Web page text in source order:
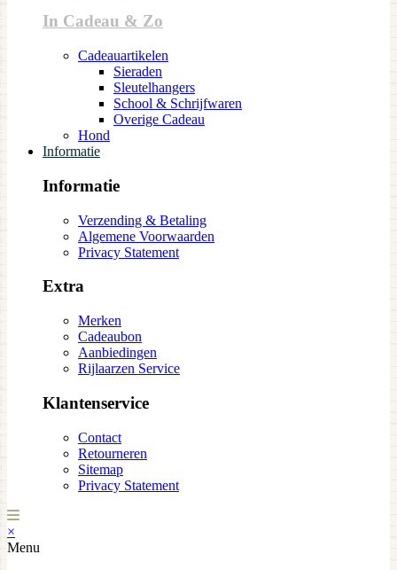
In Cadeau & Zo
Cadeauartikelen
Sieraden
Sleutelhangers
School & Schrijfwaren
Overige Cadeau
Hond
Informatie
Informatie
Verzending & Betaling
Algemene Voorwaarden
Privacy Statement
Extra
Merken
Cadeaubon
Aanbiedingen
Rijlaarzen Service
Klantenservice
Contact
Retourneren
Sitemap
Privacy Statement
×
Menu